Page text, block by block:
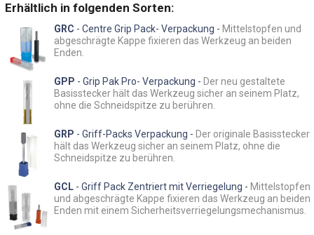
Erhältlich in folgenden Sorten:
GRC - Centre Grip Pack- Verpackung - Mittelstopfen und
abgeschrägte Kappe fixieren das Werkzeug an beiden
Enden.
GPP - Grip Pak Pro- Verpackung - Der neu gestaltete
Basisstecker hält das Werkzeug sicher an seinem Platz,
ohne die Schneidspitze zu berühren.
GRP - Griff-Packs Verpackung - Der originale Basisstecker
hält das Werkzeug sicher an seinem Platz, ohne die
Schneidspitze zu berühren.
GCL - Griff Pack Zentriert mit Verriegelung - Mittelstopfen
und abgeschrägte Kappe fixieren das Werkzeug an beiden
Enden mit einem Sicherheitsverriegelungsmechanismus.